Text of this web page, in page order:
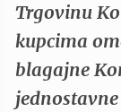
Trgovinu
kupcima
blagajne